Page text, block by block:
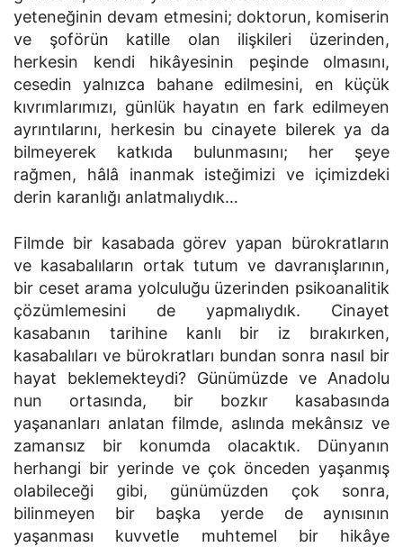
yeteneğinin devam etmesini; doktorun, komiserin
ve şoförün katille olan ilişkileri üzerinden,
herkesin kendi hikâyesinin peşinde olmasını,
cesedin yalnızca bahane edilmesini, en küçük
kıvrımlarımızı, günlük hayatın en fark edilmeyen
ayrıntılarını, herkesin bu cinayete bilerek ya da
bilmeyerek katkıda bulunmasını; her şeye
rağmen, hâlâ inanmak isteğimizi ve içimizdeki
derin karanlığı anlatmalıydık…
Filmde bir kasabada görev yapan bürokratların
ve kasabalıların ortak tutum ve davranışlarının,
bir ceset arama yolculuğu üzerinden psikoanalitik
çözümlemesini de yapmalıydık. Cinayet
kasabanın tarihine kanlı bir iz bırakırken,
kasabalıları ve bürokratları bundan sonra nasıl bir
hayat beklemekteydi? Günümüzde ve Anadolu
nun ortasında, bir bozkır kasabasında
yaşananları anlatan filmde, aslında mekânsız ve
zamansız bir konumda olacaktık. Dünyanın
herhangi bir yerinde ve çok önceden yaşanmış
olabileceği gibi, günümüzden çok sonra,
bilinmeyen bir başka yerde de aynısının
yaşanması kuvvetle muhtemel bir hikâye